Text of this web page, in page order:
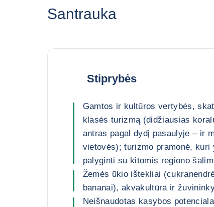
Santrauka
Stiprybės
Gamtos ir kultūros vertybės,
klasės turizmą (didžiausias
antras pagal dydį pasaulyje – ir
vietovės); turizmo pramonė, kuri
palyginti su kitomis regiono
Žemės ūkio ištekliai
bananai), akvakultūra ir
Neišnaudotas kasybos